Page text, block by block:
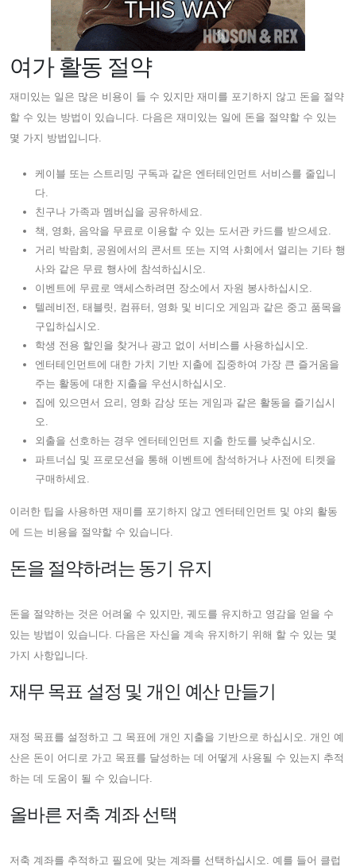
여가 활동 절약
재미있는 일은 많은 비용이 들 수 있지만 재미를 포기하지 않고 돈을 절약
할 수 있는 방법이 있습니다. 다음은 재미있는 일에 돈을 절약할 수 있는
몇 가지 방법입니다.
케이블 또는 스트리밍 구독과 같은 엔터테인먼트 서비스를 줄입니
다.
친구나 가족과 멤버십을 공유하세요.
책, 영화, 음악을 무료로 이용할 수 있는 도서관 카드를 받으세요.
거리 박람회, 공원에서의 콘서트 또는 지역 사회에서 열리는 기타 행
사와 같은 무료 행사에 참석하십시오.
이벤트에 무료로 액세스하려면 장소에서 자원 봉사하십시오.
텔레비전, 태블릿, 컴퓨터, 영화 및 비디오 게임과 같은 중고 품목을
구입하십시오.
학생 전용 할인을 찾거나 광고 없이 서비스를 사용하십시오.
엔터테인먼트에 대한 가치 기반 지출에 집중하여 가장 큰 즐거움을
주는 활동에 대한 지출을 우선시하십시오.
집에 있으면서 요리, 영화 감상 또는 게임과 같은 활동을 즐기십시
오.
외출을 선호하는 경우 엔터테인먼트 지출 한도를 낮추십시오.
파트너십 및 프로모션을 통해 이벤트에 참석하거나 사전에 티켓을
구매하세요.
이러한 팁을 사용하면 재미를 포기하지 않고 엔터테인먼트 및 야외 활동
에 드는 비용을 절약할 수 있습니다.
돈을 절약하려는 동기 유지
돈을 절약하는 것은 어려울 수 있지만, 궤도를 유지하고 영감을 얻을 수
있는 방법이 있습니다. 다음은 자신을 계속 유지하기 위해 할 수 있는 몇
가지 사항입니다.
재무 목표 설정 및 개인 예산 만들기
재정 목표를 설정하고 그 목표에 개인 지출을 기반으로 하십시오. 개인 예
산은 돈이 어디로 가고 목표를 달성하는 데 어떻게 사용될 수 있는지 추적
하는 데 도움이 될 수 있습니다.
올바른 저축 계좌 선택
저축 계좌를 추적하고 필요에 맞는 계좌를 선택하십시오. 예를 들어 클럽